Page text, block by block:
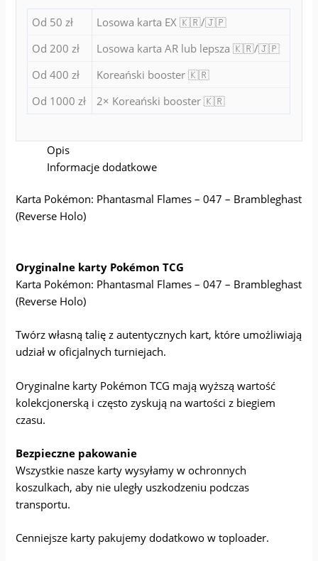
Od 50 zł
Losowa karta EX 🇰🇷/🇯🇵
Od 200 zł
Losowa karta AR lub lepsza 🇰🇷/🇯🇵
Od 400 zł
Koreański booster 🇰🇷
Od 1000 zł
2× Koreański booster 🇰🇷
Opis
Informacje dodatkowe
Karta Pokémon: Phantasmal Flames – 047 – Brambleghast
(Reverse Holo)
Oryginalne karty Pokémon TCG
Karta Pokémon: Phantasmal Flames – 047 – Brambleghast
(Reverse Holo)
Twórz własną talię z autentycznych kart, które umożliwiają
udział w oficjalnych turniejach.
Oryginalne karty Pokémon TCG mają wyższą wartość
kolekcjonerską i często zyskują na wartości z biegiem
czasu.
Bezpieczne pakowanie
Wszystkie nasze karty wysyłamy w ochronnych
koszulkach, aby nie uległy uszkodzeniu podczas
transportu.
Cenniejsze karty pakujemy dodatkowo w toploader.